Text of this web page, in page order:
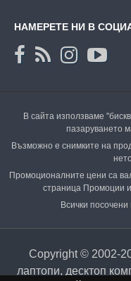
НАМЕРЕТЕ НИ В
В сайта използваме
пазаруването
Възможно е снимките на
Промоционалните цени са
страница Промоции
Всички
Copyright © 2002-
лаптопи, десктоп